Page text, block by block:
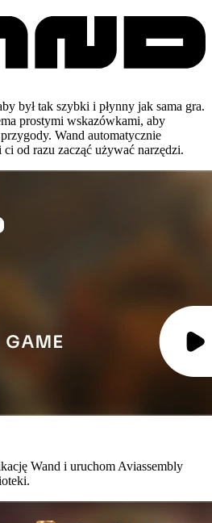
był tak szybki i płynny jak sama gra.
prostymi wskazówkami, aby
Wand automatycznie
od razu zacząć używać narzędzi.
Wand i uruchom Aviassembly